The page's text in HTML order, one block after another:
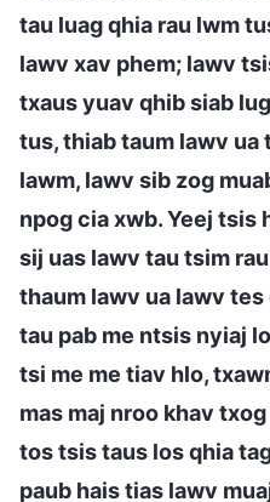
tau luag qhia rau lwm
lawv xav phem; lawv
txaus yuav qhib siab
tus, thiab taum lawv ua
lawm, lawv sib zog
npog cia xwb. Yeej tsis
sij uas lawv tau tsim
thaum lawv ua lawv
tau pab me ntsis nyiaj
tsi me me tiav hlo,
mas maj nroo khav
tos tsis taus los qhia
paub hais tias lawv